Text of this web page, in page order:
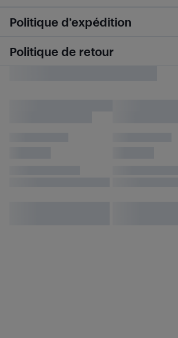
Politique d’expédition
Politique de retour